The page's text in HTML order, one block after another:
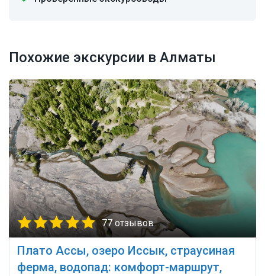
Похожие экскурсии в Алматы
77 отзывов
Плато Ассы, озеро Иссык, страусиная
ферма, водопад: комфорт-маршрут,